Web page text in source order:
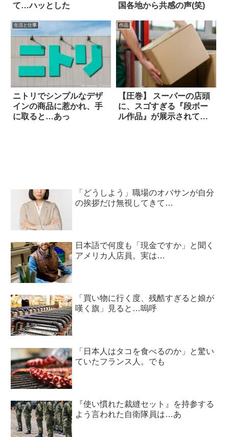
て…ハッとした
国各地から共感の声(笑)
生活と仕事
ニトリでシンプルなデザ
インの商品に惹かれ、手
に取ると…あっ
作品
【圧巻】 スーパーの店頭
に、スゴすぎる『段ボー
ル作品』が展示されて
「どうしよう」職場のオバサンが自分
の挨拶だけ無視してきて…
日本語で何度も「現金ですか」と聞く
アメリカ人店員。実は…
「買い物に行く度、残酷すぎると娘が
嘆く旗」見ると…嗚呼
「日本人はタコを食べるのか」と驚い
ていたフランス人。でも
『使い慣れた裁縫セット』を持参する
よう言われた自衛隊員は…あ